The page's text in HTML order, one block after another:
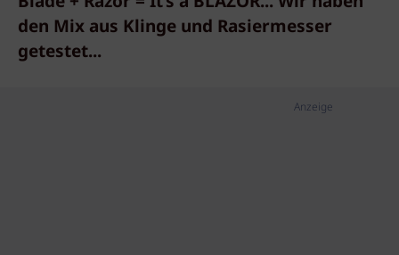
den Mix aus Klinge und Rasiermesser
getestet...
Anzeige